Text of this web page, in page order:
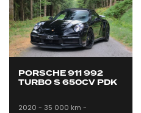
PORSCHE 911 992
TURBO S 650CV PDK
2020 - 35 000 km -